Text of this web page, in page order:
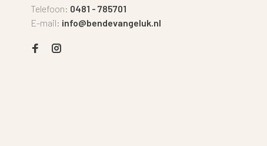
Telefoon: 0481 - 785701
E-mail: info@bendevangeluk.nl